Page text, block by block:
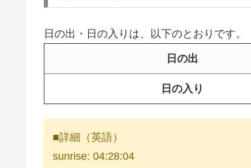
日の出・日の入りは、以下のとおりです。
日の出
日の入り
■詳細（英語）
sunrise: 04:28:04